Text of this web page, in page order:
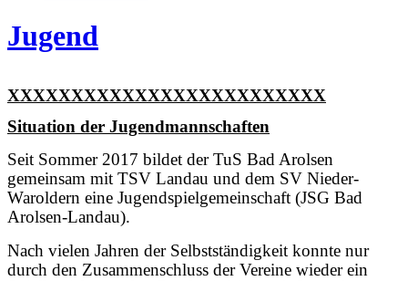
Jugend
XXXXXXXXXXXXXXXXXXXXXXXXX
Situation der Jugendmannschaften
Seit Sommer 2017 bildet der TuS Bad Arolsen
gemeinsam mit TSV Landau und dem SV Nieder-
Waroldern eine Jugendspielgemeinschaft (JSG Bad
Arolsen-Landau).
Nach vielen Jahren der Selbstständigkeit konnte nur
durch den Zusammenschluss der Vereine wieder ein